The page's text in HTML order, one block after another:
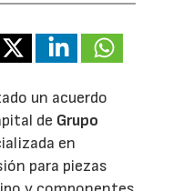
un acuerdo
de Grupo
en
para piezas